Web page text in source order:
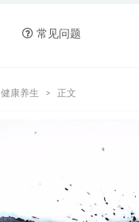
常见问题
健康养生 正文